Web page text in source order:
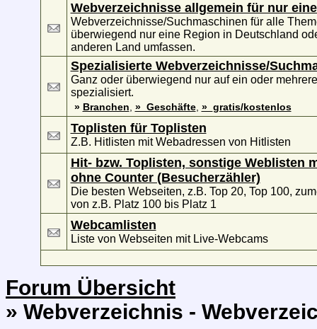
Webverzeichnisse allgemein für nur
Webverzeichnisse/Suchmaschinen für alle
überwiegend nur eine Region in Deutschland
anderen Land umfassen.
Spezialisierte Webverzeichnisse/
Ganz oder überwiegend nur auf ein oder
spezialisiert.
» Branchen »_Geschäfte, »_gratis/kostenlos
Toplisten für Toplisten
Z.B. Hitlisten mit Webadressen von Hitlisten
Hit- bzw. Toplisten, sonstige Weblisten
ohne Counter (Besucherzähler)
Die besten Webseiten, z.B. Top 20, Top 100,
von z.B. Platz 100 bis Platz 1
Webcamlisten
Liste von Webseiten mit Live-Webcams
Forum Übersicht
» Webverzeichnis -